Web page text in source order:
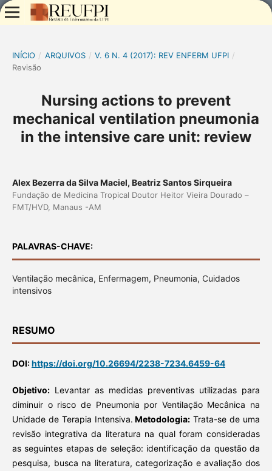
INÍCIO / ARQUIVOS / V. 6 N. 4 (2017): REV ENFERM UFPI /
Revisão
Nursing actions to prevent
mechanical ventilation pneumonia
in the intensive care unit: review
Alex Bezerra da Silva Maciel, Beatriz Santos Sirqueira
Fundação de Medicina Tropical Doutor Heitor Vieira Dourado –
FMT/HVD, Manaus -AM
PALAVRAS-CHAVE:
Ventilação mecânica, Enfermagem, Pneumonia, Cuidados
intensivos
RESUMO
DOI:https://doi.org/10.26694/2238-7234.6459-64
Objetivo:Levantar as medidas preventivas utilizadas para
diminuir o risco de Pneumonia por Ventilação Mecânica na
Unidade de Terapia Intensiva. Metodologia: Trata-se de uma
revisão integrativa da literatura na qual foram consideradas
as seguintes etapas de seleção: identificação da questão da
pesquisa, busca na literatura, categorização e avaliação dos